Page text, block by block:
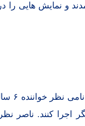
و نمایش هایی را
اجرا کنند.